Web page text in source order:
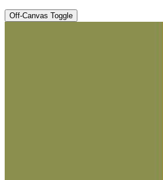
Off-Canvas Toggle